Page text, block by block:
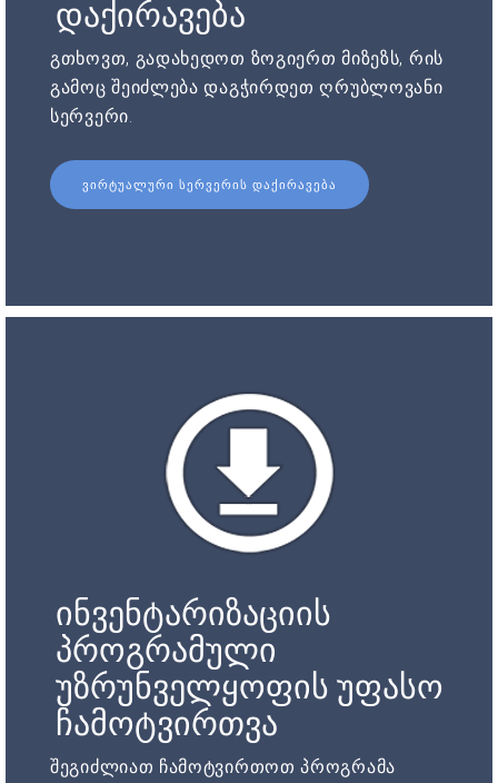
დაქირავება
გთხოვთ, გადახედოთ ზოგიერთ მიზეზს, რის
გამოც შეიძლება დაგჭირდეთ ღრუბლოვანი
სერვერი.
ᲕᲘᲠᲢᲣᲐᲚᲣᲠᲘ ᲡᲔᲠᲕᲔᲠᲘᲡ ᲓᲐᲥᲘᲠᲐᲕᲔᲑᲐ
ინვენტარიზაციის
პროგრამული
უზრუნველყოფის უფასო
ჩამოტვირთვა
შეგიძლიათ ჩამოტვირთოთ პროგრამა